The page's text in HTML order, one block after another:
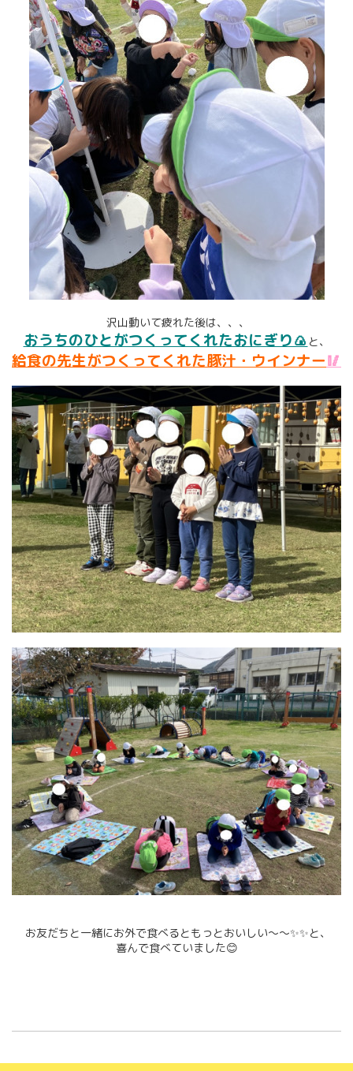
沢山動いて疲れた後は、、、
おうちのひとがつくってくれたおにぎり🍙 と、
給食の先生がつくってくれた豚汁・ウインナー🥢
お友だちと一緒にお外で食べるともっとおいしい～～✨✨と、
喜んで食べていました😊